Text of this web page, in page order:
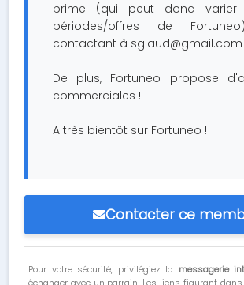
prime (qui peut donc varier
périodes/offres de
contactant à sglaud@gmail.com
De plus, Fortuneo propose
commerciales !
A très bientôt sur Fortuneo !
Contacter ce
Pour votre sécurité, privilégiez la messagerie